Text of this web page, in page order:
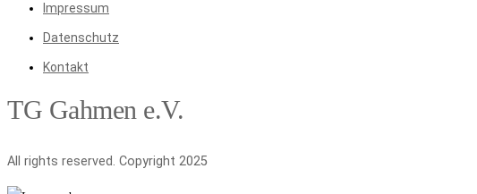
Impressum
Datenschutz
Kontakt
TG Gahmen e.V.
All rights reserved. Copyright 2025